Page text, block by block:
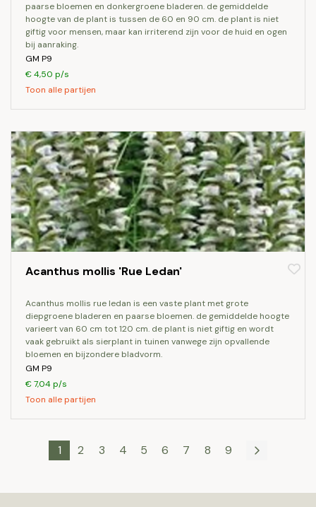
paarse bloemen en donkergroene bladeren. de gemiddelde
hoogte van de plant is tussen de 60 en 90 cm. de plant is niet
giftig voor mensen, maar kan irriterend zijn voor de huid en ogen
bij aanraking.
GM P9
€ 4,50 p/s
Toon alle partijen
Acanthus mollis 'Rue Ledan'
acanthus mollis rue ledan is een vaste plant met grote
diepgroene bladeren en paarse bloemen. de gemiddelde hoogte
varieert van 60 cm tot 120 cm. de plant is niet giftig en wordt
vaak gebruikt als sierplant in tuinen vanwege zijn opvallende
bloemen en bijzondere bladvorm.
GM P9
€ 7,04 p/s
Toon alle partijen
1 2 3 4 5 6 7 8 9